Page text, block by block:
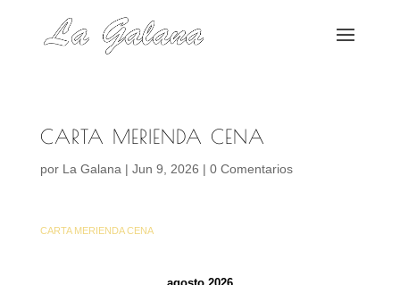
CARTA MERIENDA CENA
por La Galana | Jun 9, 2026 | 0 Comentarios
CARTA MERIENDA CENA